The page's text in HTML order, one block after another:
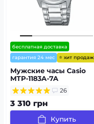
бесплатная доставка
гарантия 24 мес
⭐ хит продаж
Мужские часы Casio
MTP-1183A-7A
26
3 310 грн
Купить